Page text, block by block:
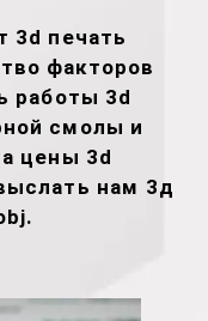
3d печать
факторов
работы 3d
смолы и
цены 3d
нам 3д